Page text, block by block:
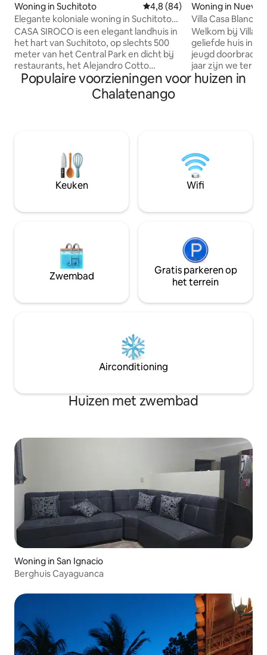
Woning in Suchitoto Gemiddelde beoordeling van
4,8 (84)
Elegante koloniale woning in Suchitoto
met uitzicht op het meer
CASA SIROCO is een elegant landhuis in
het hart van Suchitoto, op slechts 500
meter van het Central Park en dicht bij
restaurants, het Alejandro Cotto
Museum en Lake Suchitlán. Het is
ontworpen voor maximaal 5 personen
en combineert modern comfort met de
bries en het landschap te bewonderen.
Een ideaal toevluchtsoord voor
diegenen die op zoek zijn naar rust, stijl
en een verbinding met de natuur.
Woning in Nueva
Villa Casa Blanca
Welkom bij Villa
geliefde huis in
jeugd
jaar zijn we
toevluchtsoord
verkennen, we
onze woning en
delen. Kom en ervaar en laat Villa Casa
Blanca je thuis
Populaire voorzieningen voor huizen in
Chalatenango
Keuken Wifi
Zwembad
Gratis parkeren op
het terrein
Airconditioning
Huizen met zwembad
Woning in San Ignacio
Berghuis Cayaguanca